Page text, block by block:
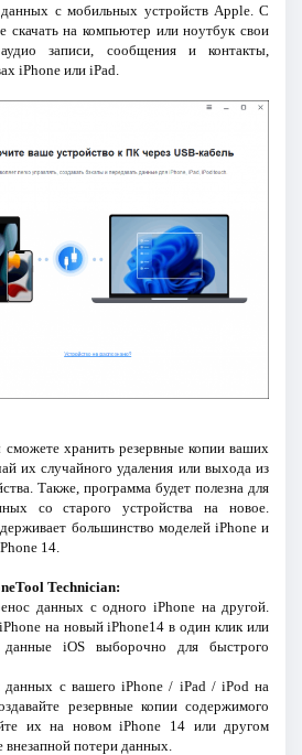
данных с мобильных устройств Apple. С
на компьютер или ноутбук свои
записи, сообщения и контакты,
iPhone или iPad.
сможете хранить резервные копии ваших
их случайного удаления или выхода из
Также, программа будет полезна для
со старого устройства на новое.
большинство моделей iPhone и
14.
Technician:
данных с одного iPhone на другой.
на новый iPhone14 в один клик или
iOS выборочно для быстрого
данных с вашего iPhone / iPad / iPod на
резервные копии содержимого
их на новом iPhone 14 или другом
потери данных.